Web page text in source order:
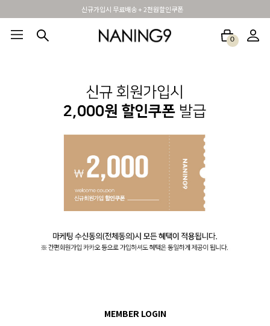
신규가입시 무료배송 + 2천원할인쿠폰
0
MEMBER LOGIN